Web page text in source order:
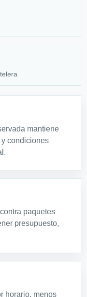
mantiene
condiciones
paquetes
presupuesto,
horario, menos